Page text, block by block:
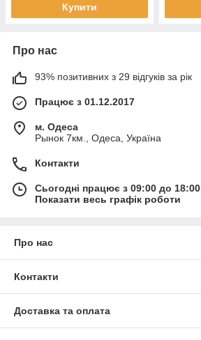
Купити
Про нас
93% позитивних з 29 відгуків за рік
Працює з 01.12.2017
м. Одеса
Рынок 7км., Одеса, Україна
Контакти
Сьогодні працює з 09:00 до 18:00
Показати весь графік роботи
Про нас
Контакти
Доставка та оплата